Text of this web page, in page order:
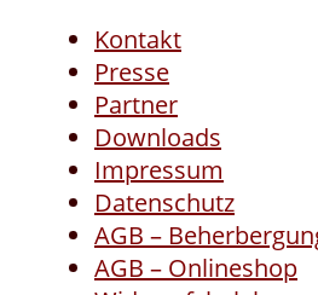
Kontakt
Presse
Partner
Downloads
Impressum
Datenschutz
AGB –
AGB – Onlineshop